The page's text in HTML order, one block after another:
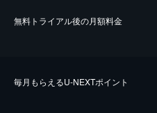
無料トライアル後の⽉額料金
毎⽉もらえるU-NEXTポイント